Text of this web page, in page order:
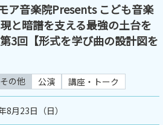
ア音楽院Presents こども音楽
と暗譜を支える最強の土台を
3回【形式を学び曲の設計図を
その他 公演 講座・トーク
8月23日（日）